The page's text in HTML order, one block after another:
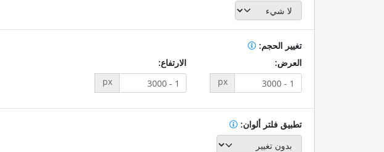
تغيير الحجم:
العرض:
px
الارتفاع:
px
تطبيق فلتر ألوان: